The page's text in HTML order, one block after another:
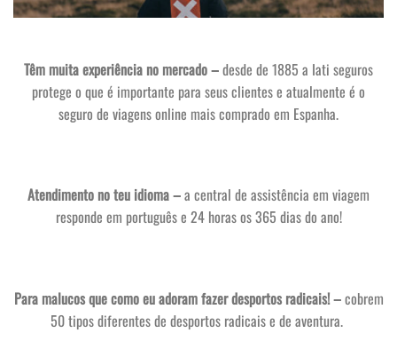
Têm muita experiência no mercado –desde de 1885 a Iati seguros
protege o que é importante para seus clientes e atualmente é o
seguro de viagens online mais comprado em Espanha.
Atendimento no teu idioma –a central de assistência em viagem
responde em português e 24 horas os 365 dias do ano!
Para malucos que como eu adoram fazer desportos radicais! –cobrem
50 tipos diferentes de desportos radicais e de aventura.